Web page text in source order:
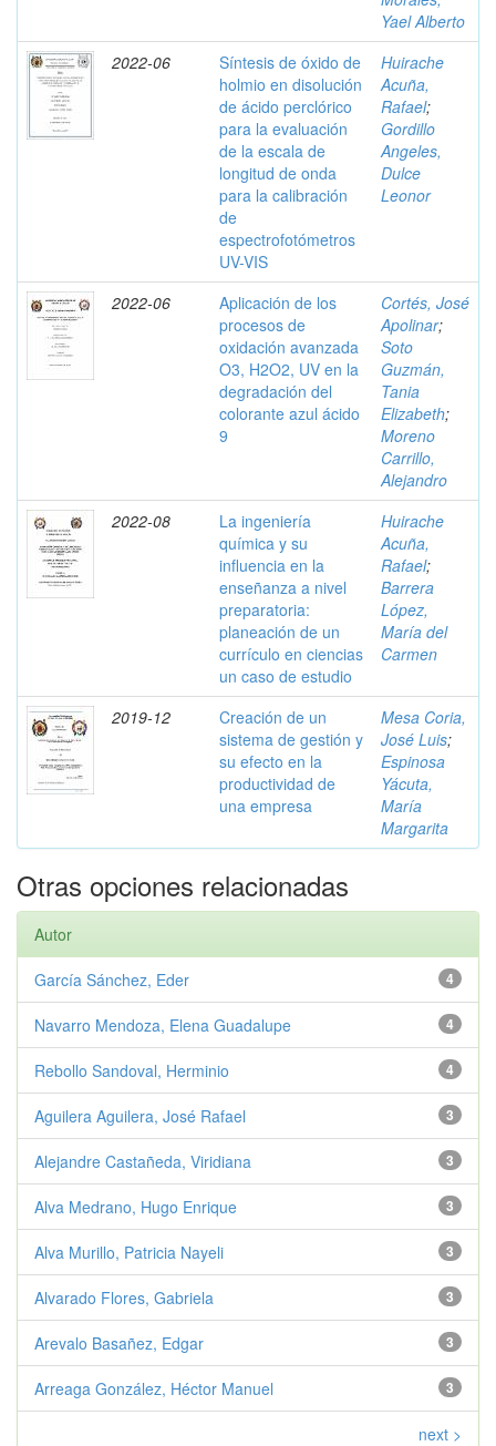
Yael Alberto
2022-06
Síntesis de óxido de
holmio en disolución
de ácido perclórico
para la evaluación
de la escala de
longitud de onda
para la calibración
de
espectrofotómetros
UV-VIS
Huirache
Acuña,
Rafael;
Gordillo
Angeles,
Dulce
Leonor
2022-06
Aplicación de los
procesos de
oxidación avanzada
O3, H2O2, UV en la
degradación del
colorante azul ácido
9
Cortés, José
Apolinar;
Soto
Guzmán,
Tania
Elizabeth;
Moreno
Carrillo,
Alejandro
2022-08
La ingeniería
química y su
influencia en la
enseñanza a nivel
preparatoria:
planeación de un
currículo en ciencias
un caso de estudio
Huirache
Acuña,
Rafael;
Barrera
López,
María del
Carmen
2019-12
Creación de un
sistema de gestión y
su efecto en la
productividad de
una empresa
Mesa Coria,
José Luis;
Espinosa
Yácuta,
María
Margarita
Otras opciones relacionadas
Autor
4
García Sánchez, Eder
4
Navarro Mendoza, Elena Guadalupe
4
Rebollo Sandoval, Herminio
3
Aguilera Aguilera, José Rafael
3
Alejandre Castañeda, Viridiana
3
Alva Medrano, Hugo Enrique
3
Alva Murillo, Patricia Nayeli
3
Alvarado Flores, Gabriela
3
Arevalo Basañez, Edgar
3
Arreaga González, Héctor Manuel
next >